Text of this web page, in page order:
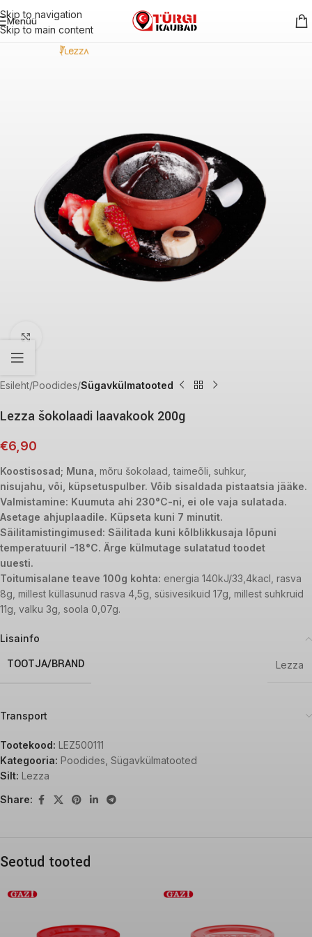
Skip to navigation
Skip to main content
Menüü
Esileht Poodides Sügavkülmatooted
Lezza šokolaadi laavakook 200g
€6,90
Koostisosad; Muna, mõru šokolaad, taimeõli, suhkur,
nisujahu, või, küpsetuspulber. Võib sisaldada pistaatsia jääke.
Valmistamine: Kuumuta ahi 230°C-ni, ei ole vaja sulatada.
Asetage ahjuplaadile. Küpseta kuni 7 minutit.
Säilitamistingimused: Säilitada kuni kõlblikkusaja lõpuni
temperatuuril -18°C. Ärge külmutage sulatatud toodet
uuesti.
Toitumisalane teave 100g kohta: energia 140kJ/33,4kacl, rasva
8g, millest küllasunud rasva 4,5g, süsivesikuid 17g, millest suhkruid
11g, valku 3g, soola 0,07g.
Lisainfo
TOOTJA/BRAND Lezza
Transport
Tootekood: LEZ500111
Kategooria: Poodides Sügavkülmatooted
Silt: Lezza
Share:
Seotud tooted